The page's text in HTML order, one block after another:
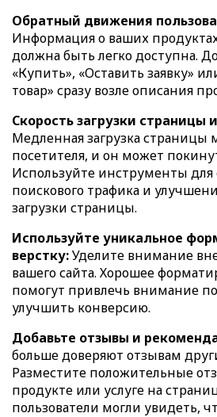
Обратный движения
Информация о ваших
должна быть легко доступна.
«Купить», «Оставить заявку»
товар» сразу возле описания
Скорость загрузки страницы
Медленная загрузка страницы
посетителя, и он может
Используйте инструменты
поискового трафика и
загрузки страницы.
Используйте уникальное
верстку:Уделите внимание
вашего сайта. Хорошее
помогут привлечь внимание
улучшить конверсию.
Добавьте отзывы и
больше доверяют отзывам
Разместите положительные
продукте или услуге на
пользователи могли увидеть,